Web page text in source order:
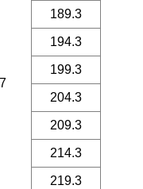
189.3
194.3
199.3
204.3
209.3
214.3
219.3